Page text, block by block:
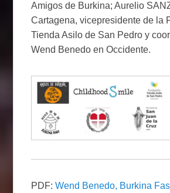
Amigos de Burkina; Aurelio
Cartagena, vicepresidente de la
Tienda Asilo de San Pedro y
Wend Benedo en Occidente.
PDF:Wend Benedo, Burkina